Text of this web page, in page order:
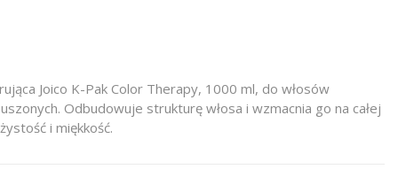
Joico K-Pak Color Therapy, 1000 ml, do włosów
Odbudowuje strukturę włosa i wzmacnia go na całej
i miękkość.